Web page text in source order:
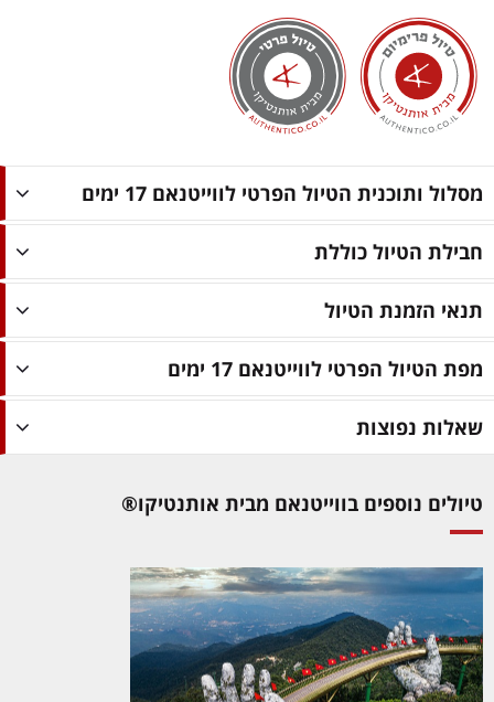
מסלול ותוכנית הטיול הפרטי לווייטנאם 17 ימים
חבילת הטיול כוללת
תנאי הזמנת הטיול
מפת הטיול הפרטי לווייטנאם 17 ימים
שאלות נפוצות
טיולים נוספים בווייטנאם מבית אותנטיקו®